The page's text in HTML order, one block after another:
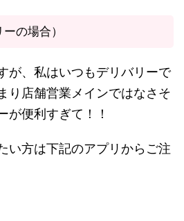
の場合）
が、私はいつもデリバリーで
り店舗営業メインではなさそ
が便利すぎて！！
い方は下記のアプリからご注